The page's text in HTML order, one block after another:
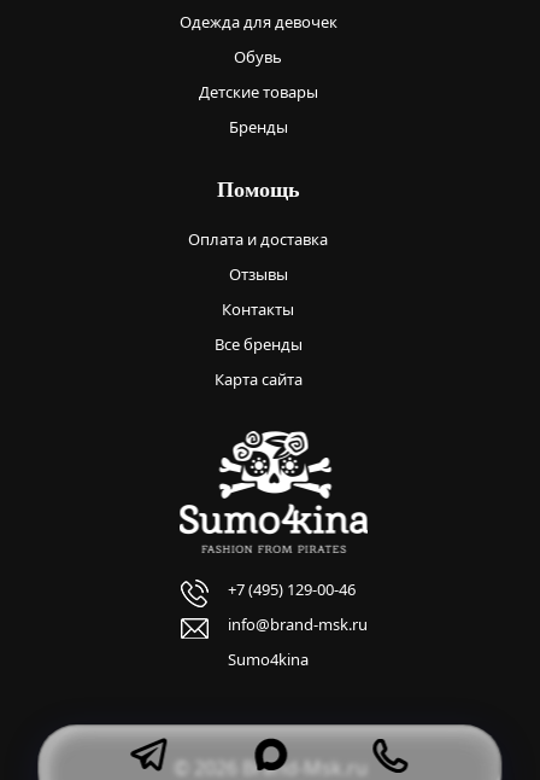
Одежда для девочек
Обувь
Детские товары
Бренды
Помощь
Оплата и доставка
Отзывы
Контакты
Все бренды
Карта сайта
+7 (495) 129-00-46
info@brand-msk.ru
Sumo4kina
© 2026 Brand-Msk.ru